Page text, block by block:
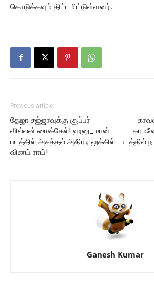
கொடுக்கவும் திட்டமிட்டுள்ளனர்.
Previous article
தேஜா சஜ்ஜாவுக்கு சூப்பர்
வில்லன் மைக்கேல்! ஹனு_மான்
படத்தில் அசத்தல் அதிரடி லுக்கில்
வினய் ராய்!
படத்தில்
Ganesh Kumar